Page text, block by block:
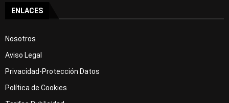
ENLACES
Nosotros
Aviso Legal
Privacidad-Protección Datos
Política de Cookies